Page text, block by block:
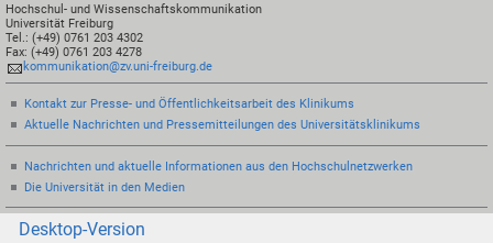
Hochschul- und Wissenschaftskommunikation
Universität Freiburg
Tel.: (+49) 0761 203 4302
Fax: (+49) 0761 203 4278
kommunikation@zv.uni-freiburg.de
Kontakt zur Presse- und Öffentlichkeitsarbeit des Klinikums
Aktuelle Nachrichten und Pressemitteilungen des Universitätsklinikums
Nachrichten und aktuelle Informationen aus den Hochschulnetzwerken
Die Universität in den Medien
Desktop-Version